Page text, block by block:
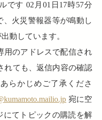
です 02月01日17時57分
火災警報器等が鳴動し
動しています。
のアドレスで配信され
れても、返信内容の確認
らかじめご了承くださ
宛に空
にてトピックの購読を解